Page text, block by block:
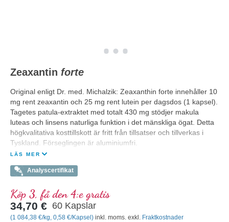
Zeaxantin forte
Original enligt Dr. med. Michalzik: Zeaxanthin forte innehåller 10
mg rent zeaxantin och 25 mg rent lutein per dagsdos (1 kapsel).
Tagetes patula-extraktet med totalt 430 mg stödjer makula
luteas och linsens naturliga funktion i det mänskliga ögat. Detta
högkvalitativa kosttillskott är fritt från tillsatser och tillverkas i
Tyskland. Förseglingen är aluminiumfri.
LÄS MER
Analyscertifikat
Köp 3, få den 4:e gratis
34,70 € 60 Kapslar
(1 084,38 €/kg, 0,58 €/Kapsel) inkl. moms. exkl. Fraktkostnader